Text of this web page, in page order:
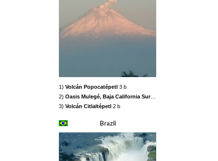
1) Volcán Popocatépetl 3 b
2) Oasis Mulegé, Baja California Sur2 b
3) Volcán Citlaltépetl 2 b
Brazil